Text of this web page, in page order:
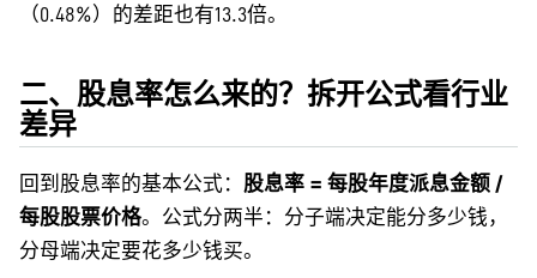
（0.48%）的差距也有13.3倍。
二、股息率怎么来的？拆开公式看行业
差异
回到股息率的基本公式： 股息率 = 每股年度派息金额 /
每股股票价格。公式分两半：分子端决定能分多少钱，
分母端决定要花多少钱买。